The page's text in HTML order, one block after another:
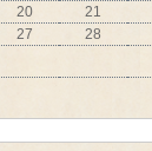
20 21
27 28